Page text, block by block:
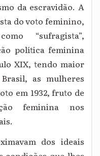
da escravidão. A
do voto feminino,
“sufragista”,
política feminina
XIX, tendo maior
as mulheres
em 1932, fruto de
feminina nos
dos ideais